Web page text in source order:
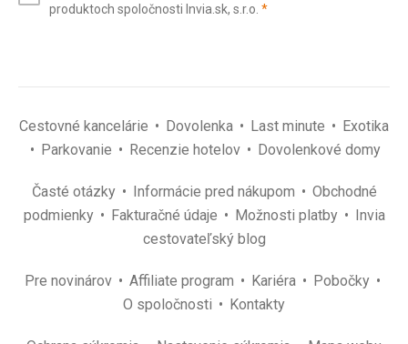
(povinné)
produktoch spoločnosti Invia.sk, s.r.o. *(povinné)
Cestovné kancelárie Dovolenka Last minute
Exotika
Parkovanie
Recenzie hotelov Dovolenkové domy
Časté otázky Informácie pred nákupom
Obchodné
podmienky
Fakturačné údaje Možnosti platby
Invia
cestovateľský blog
Pre novinárov Affiliate program Kariéra
Pobočky
O spoločnosti
Kontakty